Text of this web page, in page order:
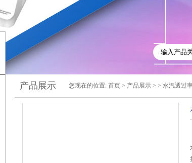
产品展示 您现在的位置: 首页 > 产品展示 > > 水汽透过